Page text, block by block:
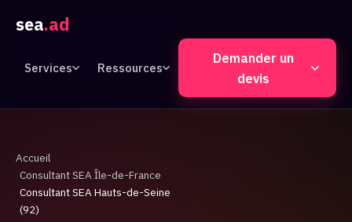
sea.ad
Services Ressources
Demander un
devis
Accueil
Consultant SEA Île-de-France
Consultant SEA Hauts-de-Seine
(92)